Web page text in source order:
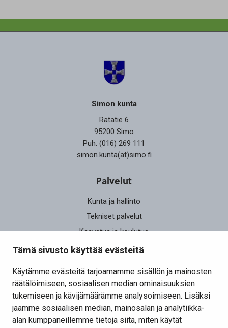
Tämä sivusto käyttää evästeitä
Käytämme evästeitä tarjoamamme sisällön ja mainosten
räätälöimiseen, sosiaalisen median ominaisuuksien
tukemiseen ja kävijämäärämme analysoimiseen. Lisäksi
jaamme sosiaalisen median, mainosalan ja analytiikka-
alan kumppaneillemme tietoja siitä, miten käytät
Simon kunta
Ratatie 6
95200 Simo
Puh. (016) 269 111
simon.kunta(at)simo.fi
Palvelut
Kunta ja hallinto
Tekniset palvelut
Kasvatus ja koulutus
Elinvoima
Osallistu ja vaikuta
Yhteystiedot
Kansalaisaloite
Lomakkeet